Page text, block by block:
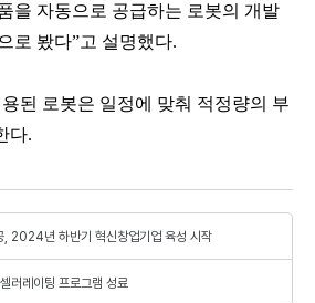
을 자동으로 공급하는 로봇의 개발
로 봤다”고 설명했다.
된 로봇은 일정에 맞춰 적정량의 부
다.
, 2024년 하반기 혁신창업기업 육성 시작
러레이팅 프로그램 성료